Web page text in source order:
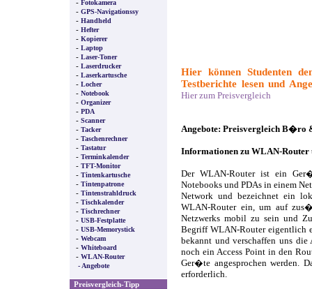
- Fotokamera
- GPS-Navigationssy
- Handheld
- Hefter
- Kopierer
- Laptop
- Laser-Toner
- Laserdrucker
- Laserkartusche
- Locher
- Notebook
- Organizer
- PDA
- Scanner
- Tacker
- Taschenrechner
- Tastatur
- Terminkalender
- TFT-Monitor
- Tintenkartusche
- Tintenpatrone
- Tintenstrahldruck
- Tischkalender
- Tischrechner
- USB-Festplatte
- USB-Memorystick
- Webcam
- Whiteboard
- WLAN-Router
- Angebote
Preisvergleich-Tipp
Hier können Studenten
Testberichte lesen und
Hier zum Preisvergleich
Angebote: Preisvergleich B�ro
Informationen zu WLAN-Router
Der WLAN-Router ist ein
Notebooks und PDAs in einem
Network und bezeichnet ein
WLAN-Router ein, um auf
Netzwerks mobil zu sein und
Begriff WLAN-Router eigentlich
bekannt und verschaffen uns
noch ein Access Point in den
Ger�te angesprochen werden.
erforderlich.